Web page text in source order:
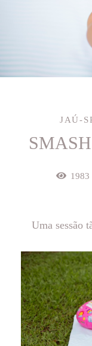
JAÚ-
1983
Uma sessão